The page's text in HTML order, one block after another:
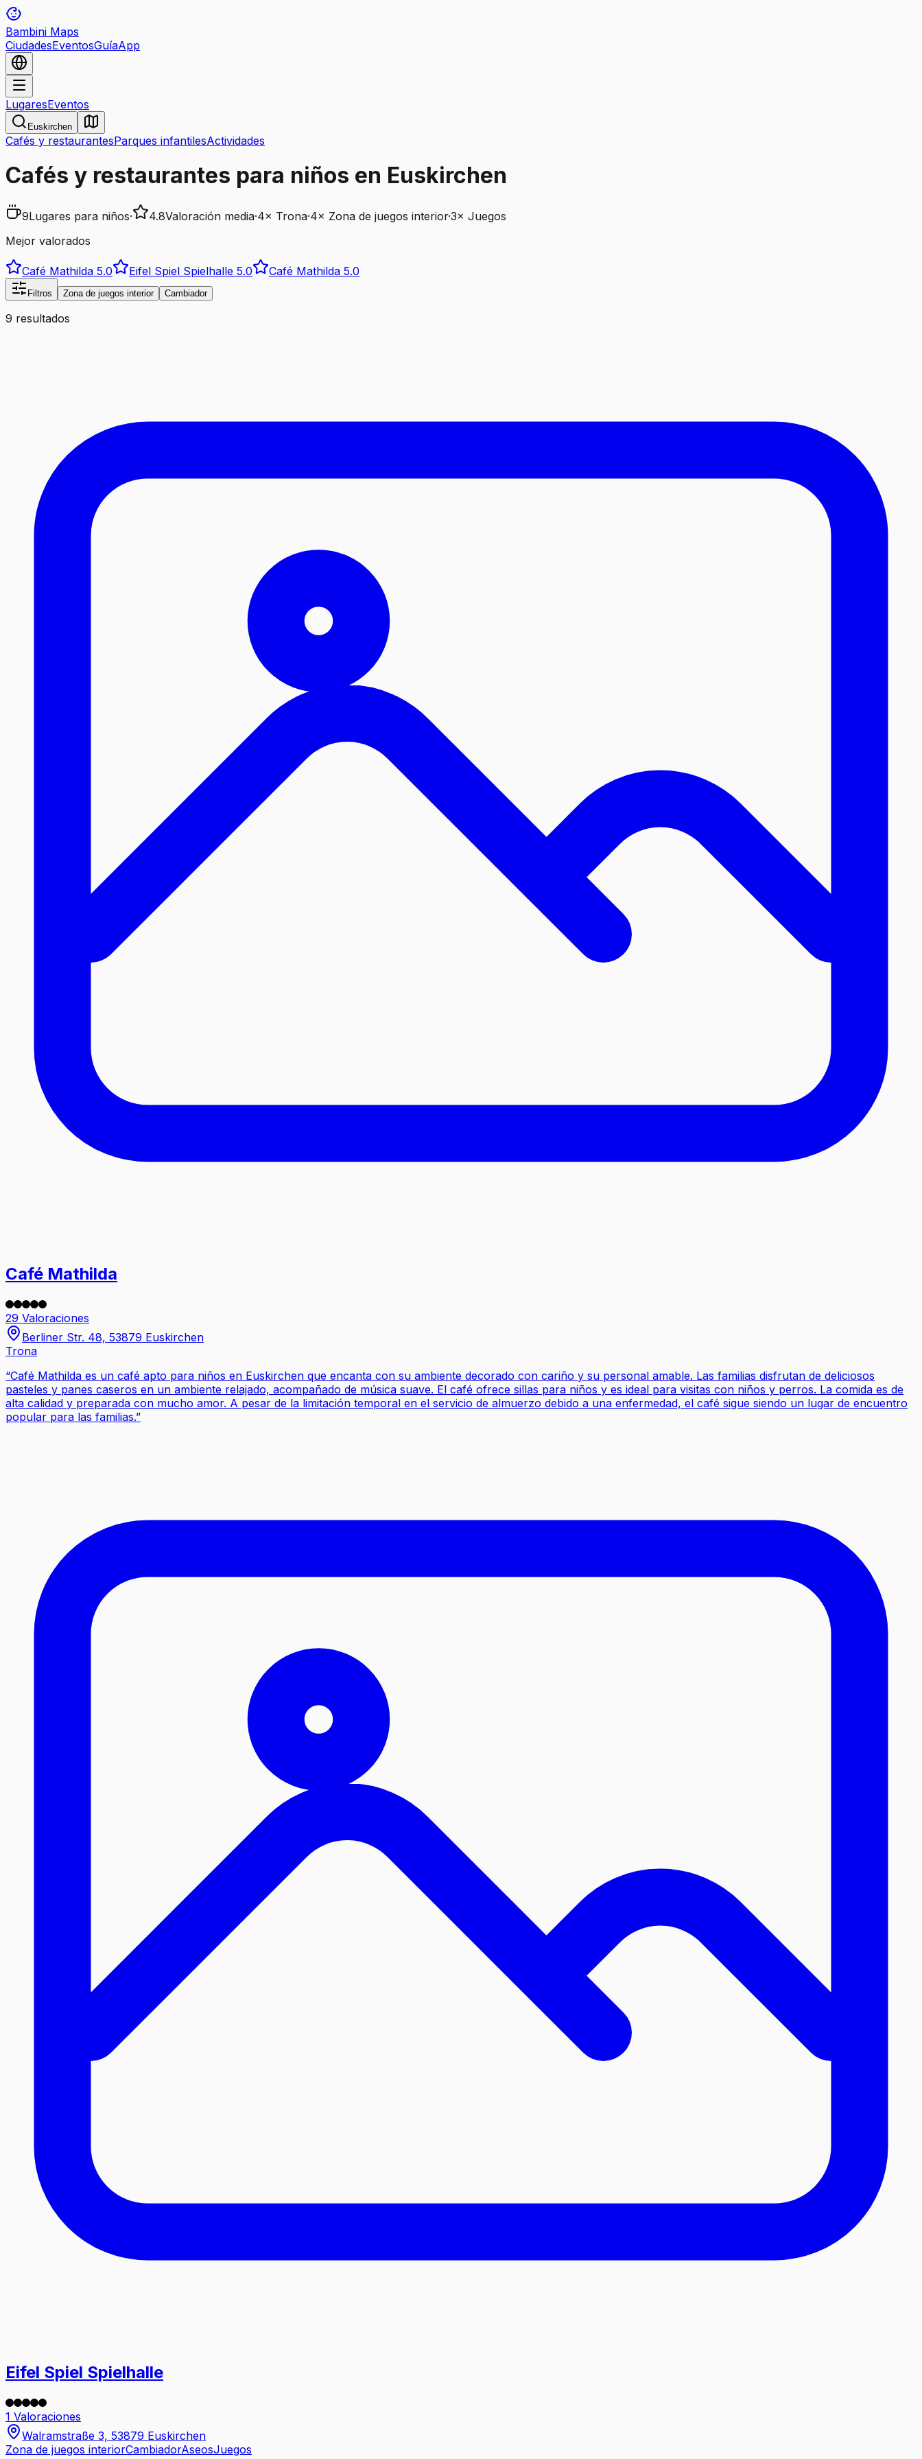
Bambini Maps
CiudadesEventosGuíaApp
LugaresEventos
Euskirchen
Cafés y restaurantesParques infantilesActividades
Cafés y restaurantes para niños en Euskirchen
9Lugares para niños· 4.8Valoración media·4× Trona·4× Zona de juegos interior·3× Juegos
Mejor valorados
Café Mathilda 5.0 Eifel Spiel Spielhalle 5.0 Café Mathilda 5.0
Filtros Zona de juegos interior Cambiador
9 resultados
Café Mathilda
29 Valoraciones
Berliner Str. 48, 53879 Euskirchen
Trona
“Café Mathilda es un café apto para niños en Euskirchen que encanta con su ambiente decorado con cariño y su personal amable. Las familias disfrutan de deliciosos
pasteles y panes caseros en un ambiente relajado, acompañado de música suave. El café ofrece sillas para niños y es ideal para visitas con niños y perros. La comida es de
alta calidad y preparada con mucho amor. A pesar de la limitación temporal en el servicio de almuerzo debido a una enfermedad, el café sigue siendo un lugar de encuentro
popular para las familias.”
Eifel Spiel Spielhalle
1 Valoraciones
Walramstraße 3, 53879 Euskirchen
Zona de juegos interiorCambiadorAseosJuegos